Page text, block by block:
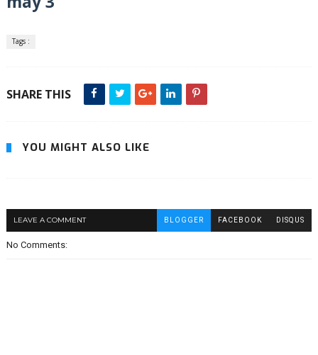
Tags :
SHARE THIS
YOU MIGHT ALSO LIKE
LEAVE A COMMENT BLOGGER FACEBOOK DISQUS
No Comments: